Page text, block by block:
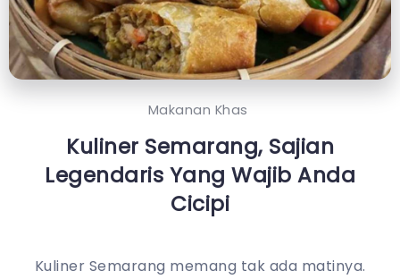
Makanan Khas
Kuliner Semarang, Sajian
Legendaris Yang Wajib Anda
Cicipi
Kuliner Semarang memang tak ada matinya.